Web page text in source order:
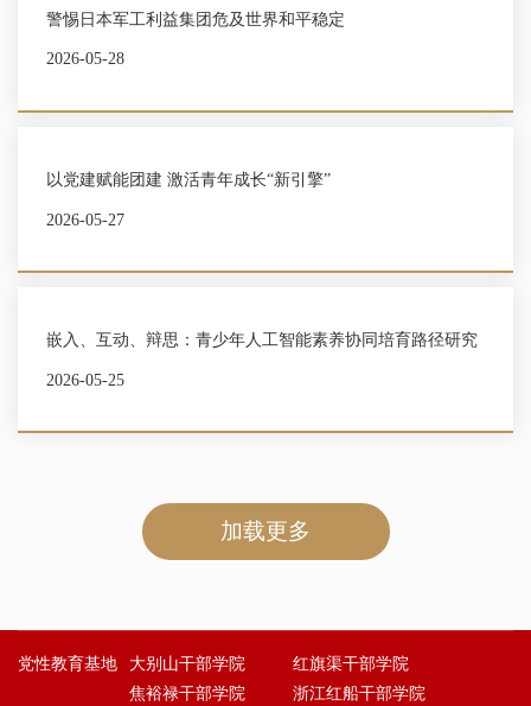
警惕日本军工利益集团危及世界和平稳定
2026-05-28
以党建赋能团建 激活青年成长“新引擎”
2026-05-27
嵌入、互动、辩思：青少年人工智能素养协同培育路径研究
2026-05-25
加载更多
党性教育基地 大别山干部学院
红旗渠干部学院
焦裕禄干部学院
浙江红船干部学院